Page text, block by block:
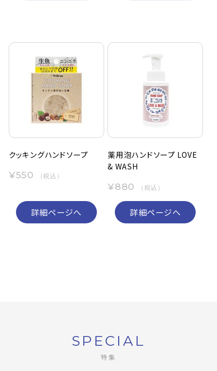
利用規約
クッキングハンドソープ
¥550 （税込）
詳細ページへ
薬用泡ハンドソープ LOVE
& WASH
¥880 （税込）
詳細ページへ
SPECIAL
特集